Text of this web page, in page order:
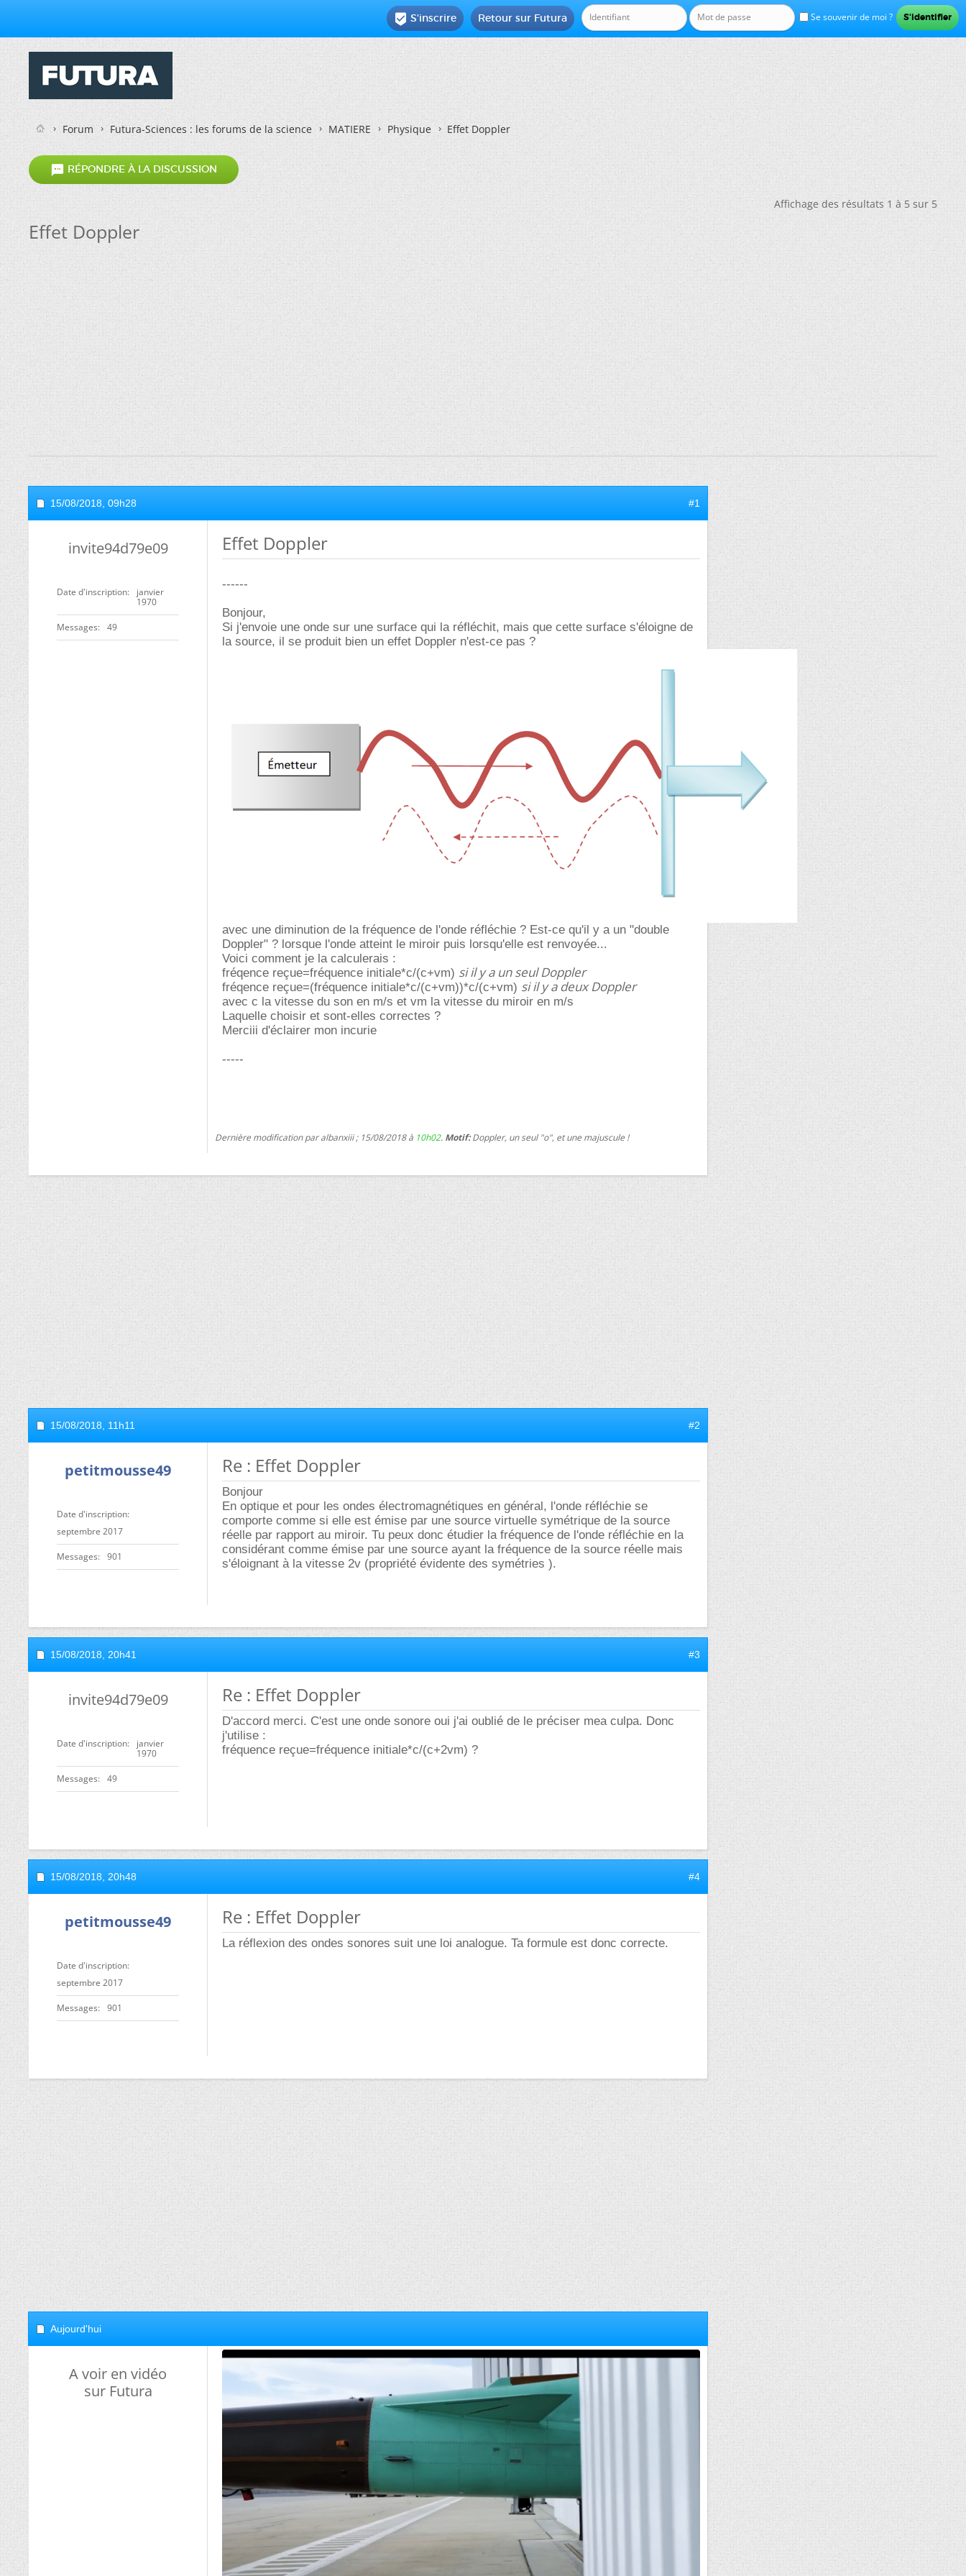
Se souvenir de moi ?
Retour sur Futura
 S'inscrire
Forum Futura-Sciences : les forums de la science MATIERE Physique Effet Doppler
 RÉPONDRE À LA DISCUSSION
Affichage des résultats 1 à 5 sur 5
Effet Doppler
15/08/2018, 09h28 #1
invite94d79e09
Date d'inscription
janvier
1970
Messages 49
Effet Doppler
------
Bonjour,
Si j'envoie une onde sur une surface qui la réfléchit, mais que cette surface s'éloigne de
la source, il se produit bien un effet Doppler n'est-ce pas ?
avec une diminution de la fréquence de l'onde réfléchie ? Est-ce qu'il y a un "double
Doppler" ? lorsque l'onde atteint le miroir puis lorsqu'elle est renvoyée...
Voici comment je la calculerais :
fréqence reçue=fréquence initiale*c/(c+vm) si il y a un seul Doppler
fréqence reçue=(fréquence initiale*c/(c+vm))*c/(c+vm) si il y a deux Doppler
avec c la vitesse du son en m/s et vm la vitesse du miroir en m/s
Laquelle choisir et sont-elles correctes ?
Merciii d'éclairer mon incurie
-----
Dernière modification par albanxiii ; 15/08/2018 à 10h02. Motif:Doppler, un seul "o", et une majuscule !
15/08/2018, 11h11 #2
petitmousse49
Date d'inscription
septembre 2017
Messages 901
Re : Effet Doppler
Bonjour
En optique et pour les ondes électromagnétiques en général, l'onde réfléchie se
comporte comme si elle est émise par une source virtuelle symétrique de la source
réelle par rapport au miroir. Tu peux donc étudier la fréquence de l'onde réfléchie en la
considérant comme émise par une source ayant la fréquence de la source réelle mais
s'éloignant à la vitesse 2v (propriété évidente des symétries ).
15/08/2018, 20h41 #3
invite94d79e09
Date d'inscription
janvier
1970
Messages 49
Re : Effet Doppler
D'accord merci. C'est une onde sonore oui j'ai oublié de le préciser mea culpa. Donc
j'utilise :
fréquence reçue=fréquence initiale*c/(c+2vm) ?
15/08/2018, 20h48 #4
petitmousse49
Date d'inscription
septembre 2017
Messages 901
Re : Effet Doppler
La réflexion des ondes sonores suit une loi analogue. Ta formule est donc correcte.
Aujourd'hui
A voir en vidéo
sur Futura